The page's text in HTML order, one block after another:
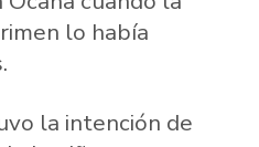
lo había
la intención de